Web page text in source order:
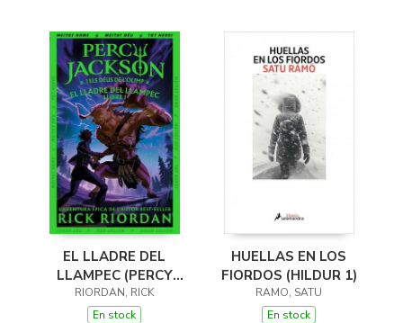
EL LLADRE DEL
LLAMPEC (PERCY
JACKSON I ELS DÉUS
DE L'OLIMP 1)
RIORDAN, RICK
En stock
HUELLAS EN LOS
FIORDOS (HILDUR 1)
RAMO, SATU
En stock